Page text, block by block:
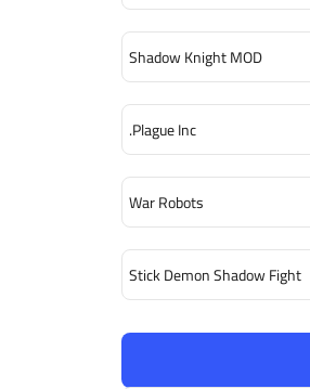
Shadow Knight MOD
Plague Inc.
War Robots
Stick Demon Shadow Fight